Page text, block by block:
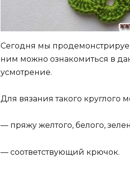
Сегодня мы
ним можно ознакомиться в
усмотрение.
Для вязания такого круглого
— пряжу желтого, белого,
— соответствующий крючок.